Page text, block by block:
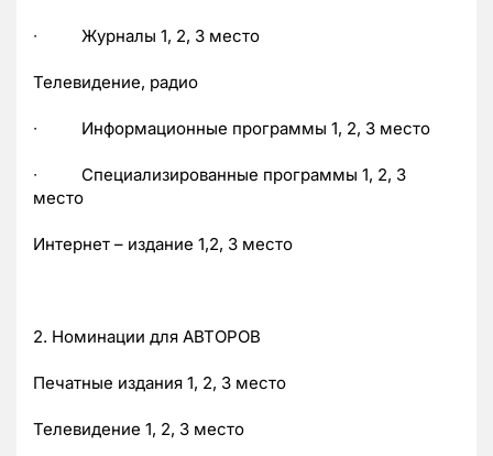
∙ Журналы 1, 2, 3 место
Телевидение, радио
∙ Информационные программы 1, 2, 3 место
∙ Специализированные программы 1, 2, 3
место
Интернет – издание 1,2, 3 место
2. Номинации для АВТОРОВ
Печатные издания 1, 2, 3 место
Телевидение 1, 2, 3 место